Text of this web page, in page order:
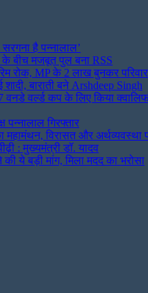
है पन्नालाल’
के बीच मजबूत पुल बना RSS
रोक, MP के 2 लाख बुनकर परिवार
बाराती बने Arshdeep Singh
वर्ल्ड कप के लिए किया
गिरफ्तार
विरासत और अर्थव्यवस्था
: मुख्यमंत्री डॉ. यादव
ये बड़ी मांग, मिला मदद का भरोसा